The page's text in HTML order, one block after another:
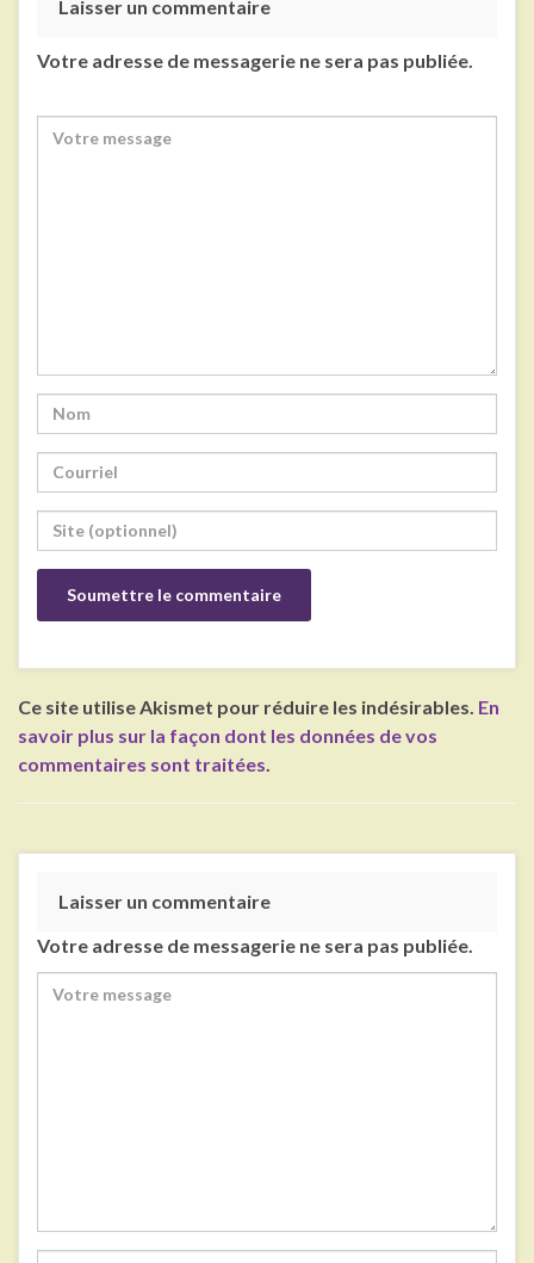
Laisser un commentaire
Votre adresse de messagerie ne sera pas publiée.
Ce site utilise Akismet pour réduire les indésirables. En
savoir plus sur la façon dont les données de vos
commentaires sont traitées.
Laisser un commentaire
Votre adresse de messagerie ne sera pas publiée.